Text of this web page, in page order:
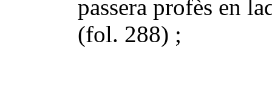
passera profès en
(fol. 288) ;